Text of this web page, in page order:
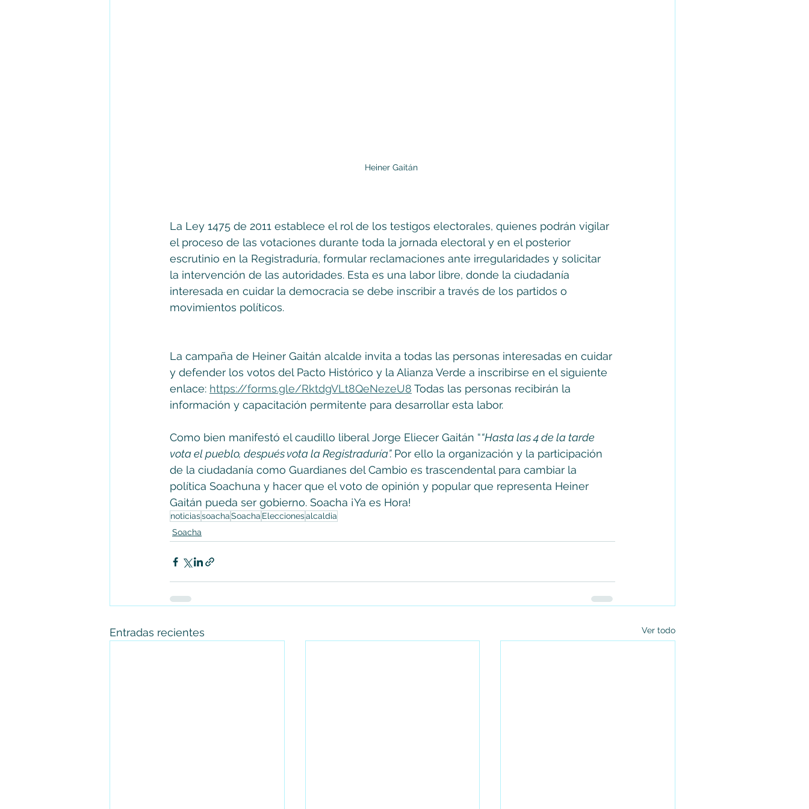
Heiner Gaitán
La Ley 1475 de 2011 establece el rol de los testigos electorales, quienes podrán vigilar
el proceso de las votaciones durante toda la jornada electoral y en el posterior
escrutinio en la Registraduría, formular reclamaciones ante irregularidades y solicitar
la intervención de las autoridades. Esta es una labor libre, donde la ciudadanía
interesada en cuidar la democracia se debe inscribir a través de los partidos o
movimientos políticos.
La campaña de Heiner Gaitán alcalde invita a todas las personas interesadas en cuidar
y defender los votos del Pacto Histórico y la Alianza Verde a inscribirse en el siguiente
enlace: https://forms.gle/RktdgVLt8QeNezeU8 Todas las personas recibirán la
información y capacitación permitente para desarrollar esta labor.
Como bien manifestó el caudillo liberal Jorge Eliecer Gaitán ““Hasta las 4 de la tarde
vota el pueblo, después vota la Registraduría”. Por ello la organización y la participación
de la ciudadanía como Guardianes del Cambio es trascendental para cambiar la
política Soachuna y hacer que el voto de opinión y popular que representa Heiner
Gaitán pueda ser gobierno. Soacha ¡Ya es Hora!
noticiassoachaSoacha Eleccionesalcaldia
Soacha
Entradas recientes Ver todo